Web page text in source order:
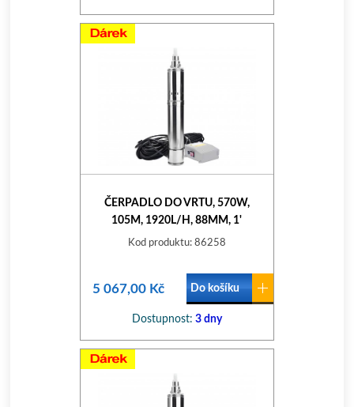
ČERPADLO DO VRTU, 570W,
105M, 1920L/H, 88MM, 1'
Kod produktu: 86258
5 067,00 Kč Do košíku
Dostupnost: 3 dny